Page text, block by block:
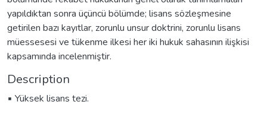
yapıldıktan sonra üçüncü bölümde; lisans sözleşmesine
getirilen bazı kayıtlar, zorunlu unsur doktrini, zorunlu lisans
müessesesi ve tükenme ilkesi her iki hukuk sahasının ilişkisi
kapsamında incelenmiştir.
Description
▪ Yüksek lisans tezi.